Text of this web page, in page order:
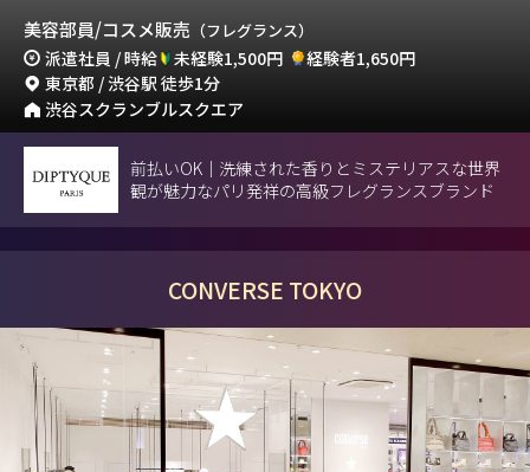
美容部員/コスメ販売 （フレグランス）
派遣社員 / 時給 未経験1,500円
経験者1,650円
東京都 / 渋谷駅 徒歩1分
渋谷スクランブルスクエア
前払いOK｜洗練された香りとミステリアスな世界
観が魅力なパリ発祥の高級フレグランスブランド
CONVERSE TOKYO